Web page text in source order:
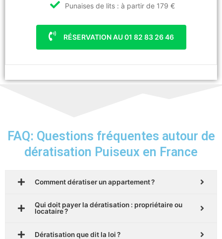
Punaises de lits : à partir de 179 €
RÉSERVATION AU 01 82 83 26 46
FAQ: Questions fréquentes autour de
dératisation Puiseux en France
Comment dératiser un appartement ?
Qui doit payer la dératisation : propriétaire ou
locataire ?
Dératisation que dit la loi ?